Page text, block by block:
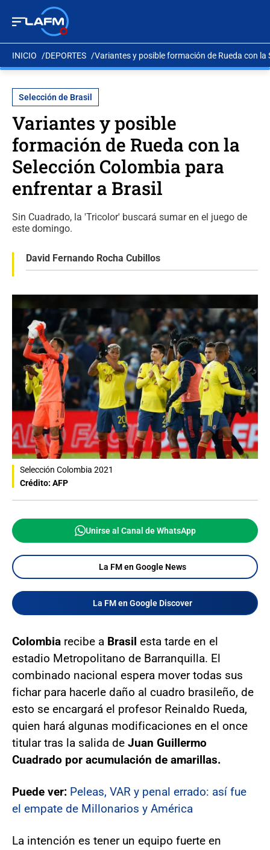
INICIO DEPORTES Variantes y posible formación de Rueda con
Selección de Brasil
Variantes y posible
formación de Rueda con la
Selección Colombia para
enfrentar a Brasil
Sin Cuadrado, la 'Tricolor' buscará sumar en el juego de
este domingo.
David Fernando Rocha Cubillos
Selección Colombia 2021
Crédito: AFP
Unirse al Canal de WhatsApp
La FM en Google News
La FM en Google Discover
Colombia recibe a Brasil esta tarde en el
estadio Metropolitano de Barranquilla. El
combinado nacional espera mover todas sus
fichar para hacerle daño al cuadro brasileño, de
esto se encargará el profesor Reinaldo Rueda,
quien hará algunas modificaciones en el once
titular tras la salida de Juan Guillermo
Cuadrado por acumulación de amarillas.
Puede ver: Peleas, VAR y penal errado: así fue
el empate de Millonarios y América
La intención es tener un equipo fuerte en